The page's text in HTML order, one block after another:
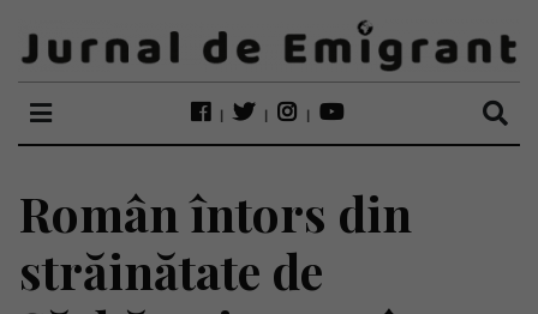
Român întors din
străinătate de